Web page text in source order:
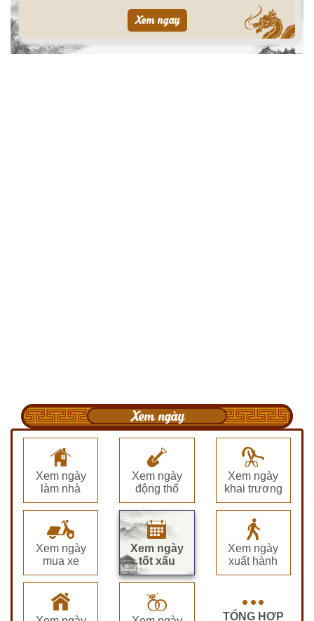
Xem ngày
Xem ngày
làm nhà
Xem ngày
động thổ
Xem ngày
khai trương
Xem ngày
mua xe
Xem ngày
tốt xấu
Xem ngày
xuất hành
TỔNG HỢP